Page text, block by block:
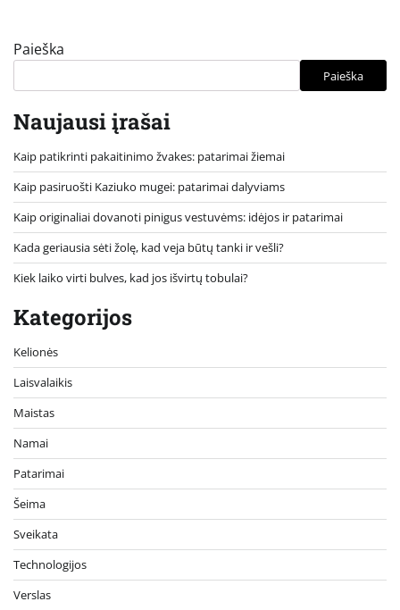
Paieška
Paieška
Naujausi įrašai
Kaip patikrinti pakaitinimo žvakes: patarimai žiemai
Kaip pasiruošti Kaziuko mugei: patarimai dalyviams
Kaip originaliai dovanoti pinigus vestuvėms: idėjos ir patarimai
Kada geriausia sėti žolę, kad veja būtų tanki ir vešli?
Kiek laiko virti bulves, kad jos išvirtų tobulai?
Kategorijos
Kelionės
Laisvalaikis
Maistas
Namai
Patarimai
Šeima
Sveikata
Technologijos
Verslas